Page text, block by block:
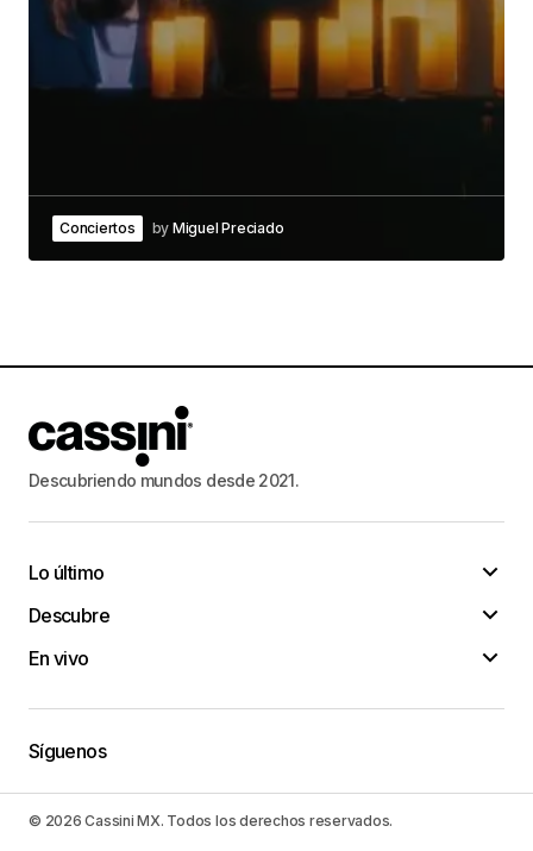
Conciertos by Miguel Preciado
Descubriendo mundos desde 2021.
Lo último
Descubre
En vivo
Síguenos
© 2026 Cassini MX. Todos los derechos reservados.